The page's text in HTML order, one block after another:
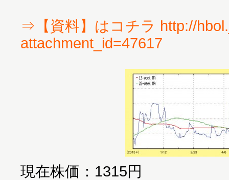
⇒【資料】はコチラ http://
attachment_id=47617
現在株価：1315円